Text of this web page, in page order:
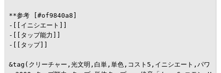
**参考 [#of9840a8]
-[[イニシエート]]
-[[タップ能力]]
-[[タップ]]
&tag(クリーチャー,光文明,白単,単色,コスト5,イニシエート,パワ